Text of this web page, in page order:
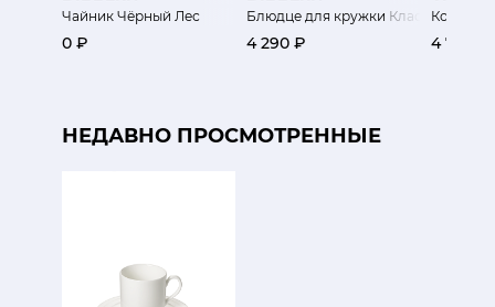
Чайник Чёрный Лес
0 ₽
Блюдце для кружки Классика
4 290 ₽ 4 750 ₽
НЕДАВНО ПРОСМОТРЕННЫЕ